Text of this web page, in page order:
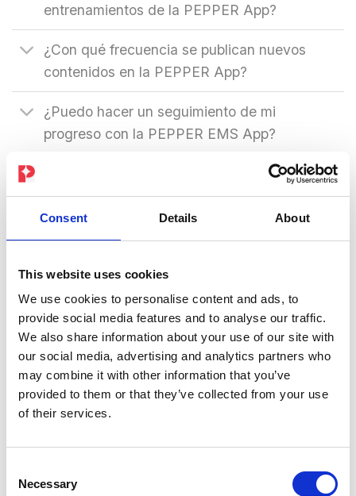
Consent Details About
This website uses cookies
We use cookies to personalise content and ads, to
provide social media features and to analyse our traffic.
We also share information about your use of our site with
our social media, advertising and analytics partners who
may combine it with other information that you’ve
provided to them or that they’ve collected from your use
of their services.
Selection
Necessary
entrenamientos de la PEPPER App?
¿Con qué frecuencia se publican nuevos
contenidos en la PEPPER App?
¿Puedo hacer un seguimiento de mi
progreso con la PEPPER EMS App?
PEPPER EMS App?
¿Qué debo tener en cuenta al cargar la
batería?
¿Con qué frecuencia debo cargar la
batería?
la batería?